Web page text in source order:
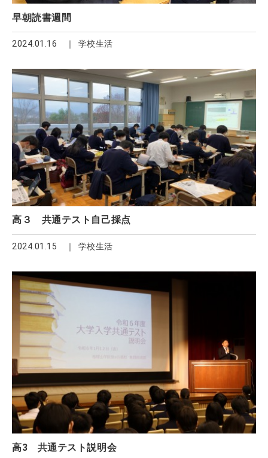
早朝読書週間
2024.01.16 学校生活
高３ 共通テスト自己採点
2024.01.15 学校生活
高3 共通テスト説明会